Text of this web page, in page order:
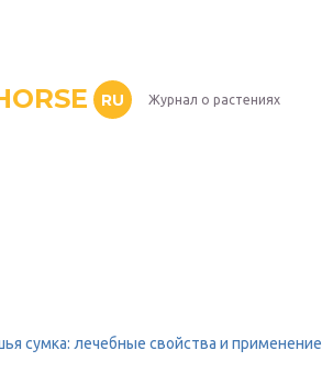
RU Журнал о растениях
сумка: лечебные свойства и применение